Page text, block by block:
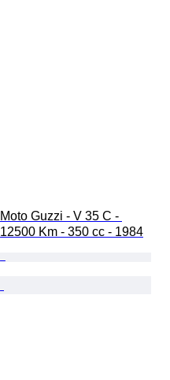
Moto Guzzi - V 35 C -
12500 Km - 350 cc - 1984